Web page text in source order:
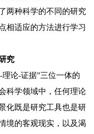
两种科学的不同的研究
相适应的方法进行学习
究
-理论-证据”三位一体的
科学领域中，任何理论
化既是研究工具也是研
境的客观现实，以及渴